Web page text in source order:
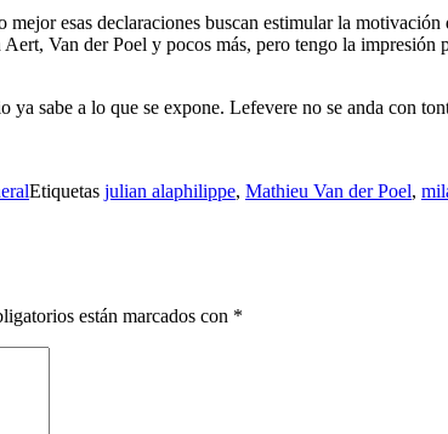
esas declaraciones buscan estimular la
Van der Poel y pocos más, pero tengo la
sabe a lo que se expone. Lefevere no se anda con
Etiquetas julian alaphilippe, Mathieu Van der Poel,
están marcados con *